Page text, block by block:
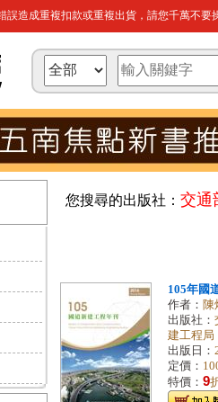
誤造成重複扣款或重複出貨，請您千萬不要
您搜尋的出版社： 交通
105年國
作者： 陳
出版社：
建工程局
出版日：
定價：
特價： 9